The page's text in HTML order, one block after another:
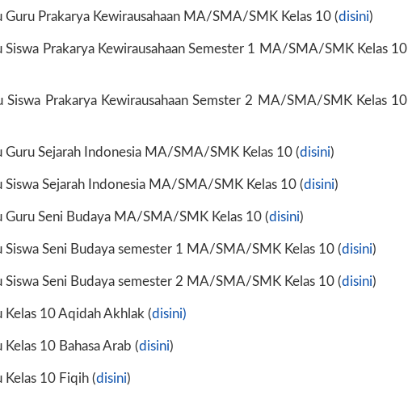
Guru Prakarya Kewirausahaan MA/SMA/SMK Kelas 10 (disini)
Siswa Prakarya Kewirausahaan Semester 1 MA/SMA/SMK Kelas 10
Siswa Prakarya Kewirausahaan Semster 2 MA/SMA/SMK Kelas 10
Guru Sejarah Indonesia MA/SMA/SMK Kelas 10 (disini)
Siswa Sejarah Indonesia MA/SMA/SMK Kelas 10 (disini)
Guru Seni Budaya MA/SMA/SMK Kelas 10 (disini)
Siswa Seni Budaya semester 1 MA/SMA/SMK Kelas 10 (disini)
Siswa Seni Budaya semester 2 MA/SMA/SMK Kelas 10 (disini)
Kelas 10 Aqidah Akhlak (disini)
10 Bahasa Arab (disini)
10 Fiqih (disini)